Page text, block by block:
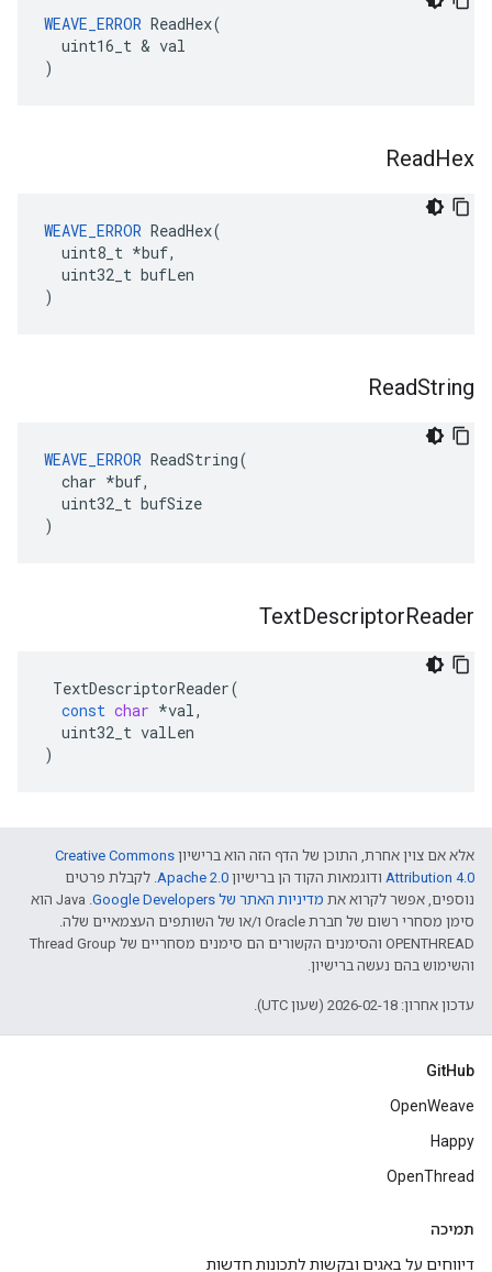
WEAVE_ERROR ReadHex(
  uint16_t & val
)
ReadHex
WEAVE_ERROR ReadHex(
  uint8_t *buf,
  uint32_t bufLen
)
ReadString
WEAVE_ERROR ReadString(
  char *buf,
  uint32_t bufSize
)
TextDescriptorReader
TextDescriptorReader(
const char *val,
uint32_t valLen
)
אלא אם צוין אחרת, התוכן של הדף הזה הוא ברישיון Creative Commons
Attribution 4.0‏ ודוגמאות הקוד הן ברישיון Apache 2.0‏. לקבלת פרטים
נוספים, אפשר לקרוא את מדיניות האתר של Google Developers‏
.‏ Java הוא
סימן מסחרי רשום של חברת Oracle ו/או של השותפים העצמאיים שלה.
‫OPENTHREAD והסימנים הקשורים הם סימנים מסחריים של Thread Group
והשימוש בהם נעשה ברישיון.
עדכון אחרון: 2026-02-18 (שעון UTC).
GitHub
OpenWeave
Happy
OpenThread
תמיכה
דיווחים על באגים ובקשות לתכונות חדשות